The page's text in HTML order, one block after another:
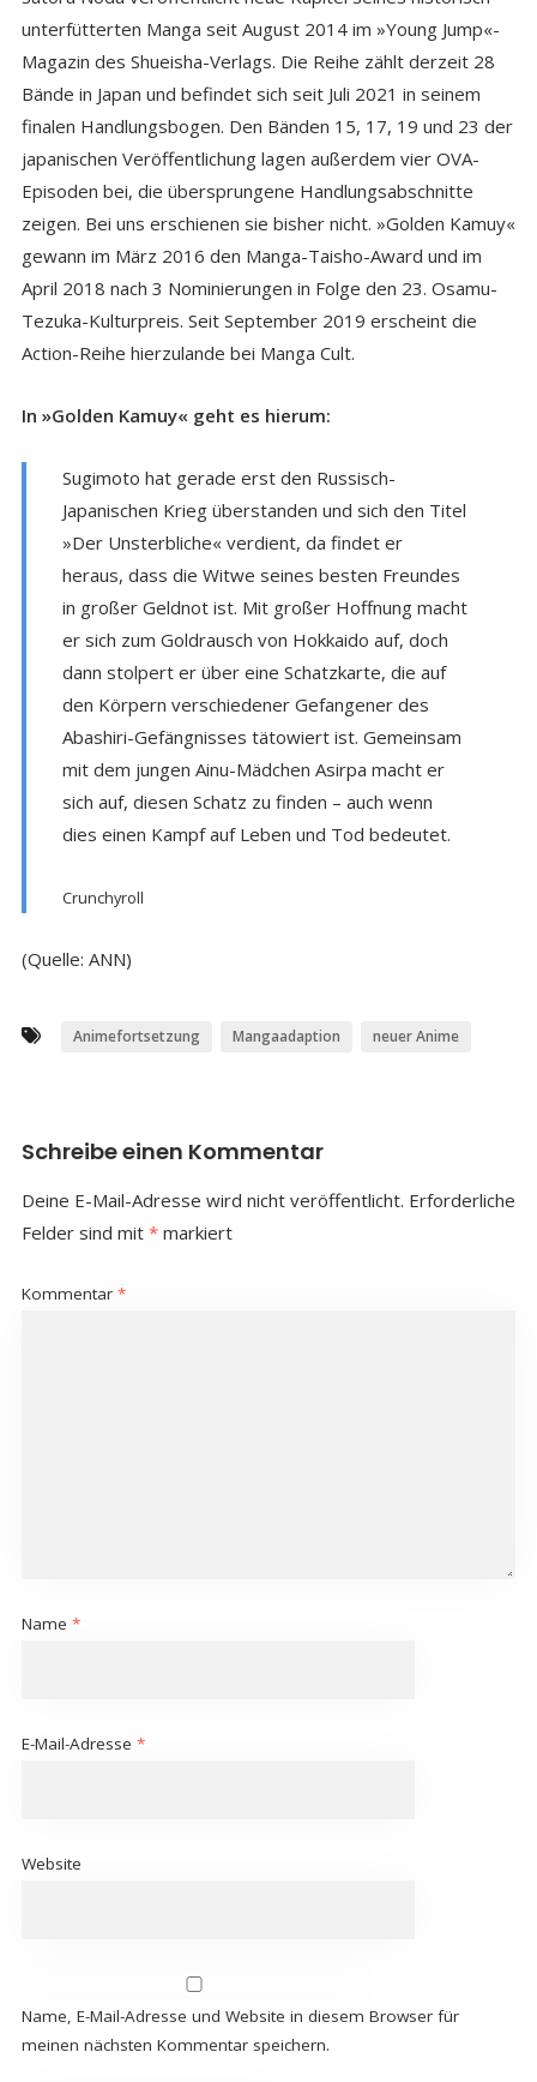
unterfütterten Manga seit August 2014 im »Young Jump«-
Magazin des Shueisha-Verlags. Die Reihe zählt derzeit 28
Bände in Japan und befindet sich seit Juli 2021 in seinem
finalen Handlungsbogen. Den Bänden 15, 17, 19 und 23 der
japanischen Veröffentlichung lagen außerdem vier OVA-
Episoden bei, die übersprungene Handlungsabschnitte
zeigen. Bei uns erschienen sie bisher nicht. »Golden Kamuy«
gewann im März 2016 den Manga-Taisho-Award und im
April 2018 nach 3 Nominierungen in Folge den 23. Osamu-
Tezuka-Kulturpreis. Seit September 2019 erscheint die
Action-Reihe hierzulande bei Manga Cult.
In »Golden Kamuy« geht es hierum:
Sugimoto hat gerade erst den Russisch-
Japanischen Krieg überstanden und sich den Titel
»Der Unsterbliche« verdient, da findet er
heraus, dass die Witwe seines besten Freundes
in großer Geldnot ist. Mit großer Hoffnung macht
er sich zum Goldrausch von Hokkaido auf, doch
dann stolpert er über eine Schatzkarte, die auf
den Körpern verschiedener Gefangener des
Abashiri-Gefängnisses tätowiert ist. Gemeinsam
mit dem jungen Ainu-Mädchen Asirpa macht er
sich auf, diesen Schatz zu finden – auch wenn
dies einen Kampf auf Leben und Tod bedeutet.
Crunchyroll
(Quelle: ANN)
Animefortsetzung Mangaadaption neuer Anime
Schreibe einen Kommentar
Deine E-Mail-Adresse wird nicht veröffentlicht. Erforderliche
Felder sind mit *markiert
Kommentar *
Name *
E-Mail-Adresse *
Website
Name, E-Mail-Adresse und Website in diesem Browser für
meinen nächsten Kommentar speichern.